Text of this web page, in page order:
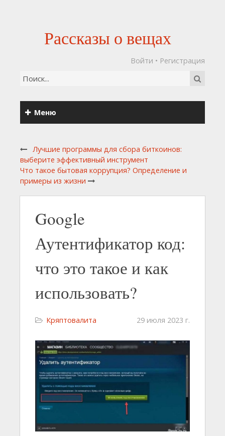
Рассказы о вещах
Войти • Регистрация
Меню
Лучшие программы для сбора биткоинов:
выберите эффективный инструмент
Что такое бытовая коррупция? Определение и
примеры из жизни
Google
Аутентификатор код:
что это такое и как
использовать?
Кряптовалита 29 июля 2023 г.